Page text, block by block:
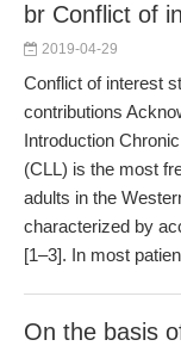
br Conflict of
2019-04-29
Conflict of interest
contributions
Introduction
(CLL) is the most
adults in the
characterized by
[1–3]. In most
On the basis